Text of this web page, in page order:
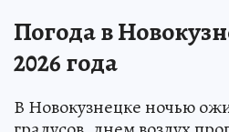
Погода в
2026 года
В Новокузнецке ночью